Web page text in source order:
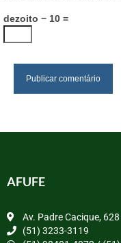
dezoito − 10 =
AFUFE
Av. Padre Cacique,
(51) 3233-3119